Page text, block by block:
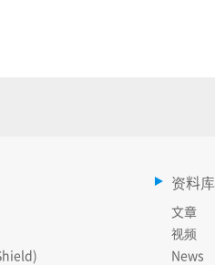
资料库
文章
视频
News